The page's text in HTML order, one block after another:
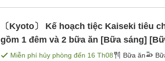
〔Kyoto〕 Kế hoạch tiệc Kaiseki tiêu
gồm 1 đêm và 2 bữa ăn [Bữa sáng]
Miễn phí hủy phòng đến 16 Th08 Bữa ăn